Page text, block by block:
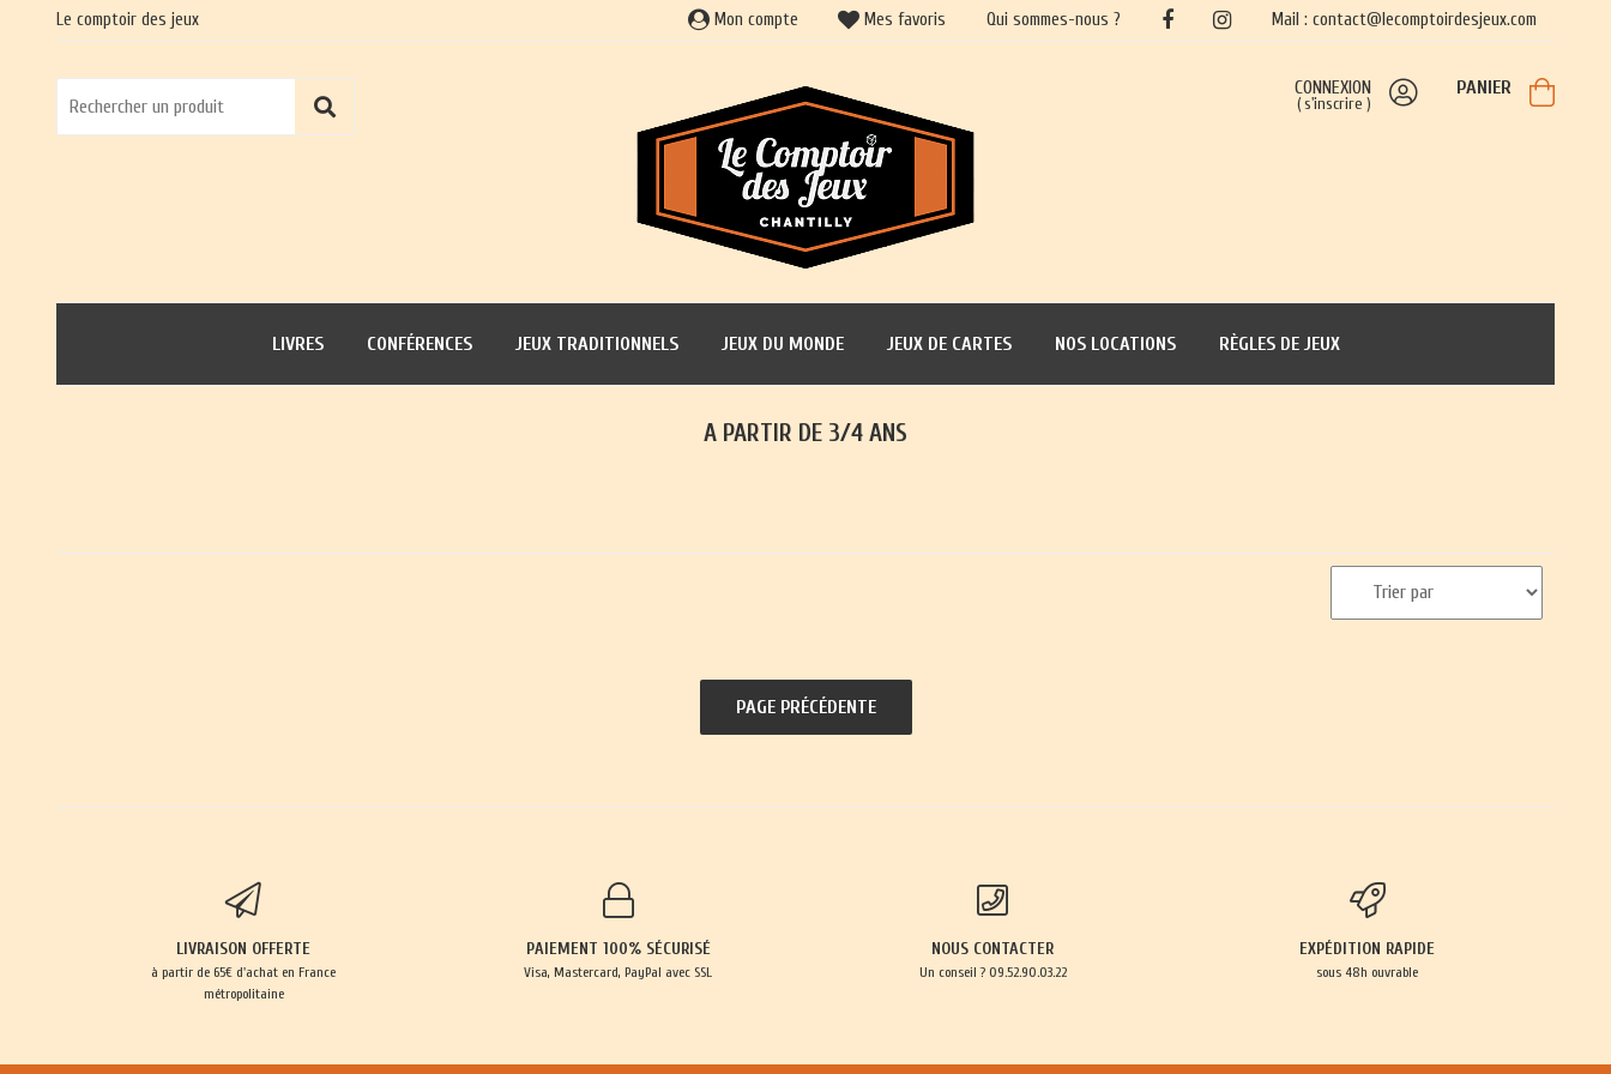
Le comptoir des jeux
CONNEXION
(s'inscrire )
PANIER
LIVRES CONFÉRENCES JEUX TRADITIONNELS JEUX DU MONDE JEUX DE CARTES NOS LOCATIONS RÈGLES DE JEUX
A PARTIR DE 3/4 ANS
Mon compte Mes favoris Qui sommes-nous ? Mail : contact@lecomptoirdesjeux.com
LIVRAISON OFFERTE
à partir de 65€ d'achat en France
métropolitaine
PAIEMENT 100% SÉCURISÉ
Visa, Mastercard, PayPal avec SSL
NOUS CONTACTER
Un conseil ? 09.52.90.03.22
EXPÉDITION RAPIDE
sous 48h ouvrable